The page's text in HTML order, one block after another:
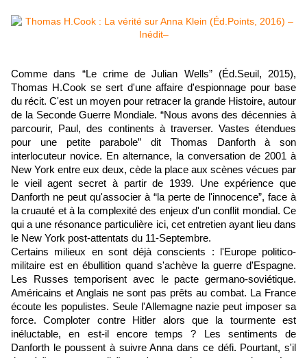
Comme dans “Le crime de Julian Wells” (Éd.Seuil, 2015),
Thomas H.Cook se sert d'une affaire d'espionnage pour base
du récit. C'est un moyen pour retracer la grande Histoire, autour
de la Seconde Guerre Mondiale. “Nous avons des décennies à
parcourir, Paul, des continents à traverser. Vastes étendues
pour une petite parabole” dit Thomas Danforth à son
interlocuteur novice. En alternance, la conversation de 2001 à
New York entre eux deux, cède la place aux scènes vécues par
le vieil agent secret à partir de 1939. Une expérience que
Danforth ne peut qu'associer à “la perte de l'innocence”, face à
la cruauté et à la complexité des enjeux d'un conflit mondial. Ce
qui a une résonance particulière ici, cet entretien ayant lieu dans
le New York post-attentats du 11-Septembre.
Certains milieux en sont déjà conscients : l'Europe politico-
militaire est en ébullition quand s'achève la guerre d'Espagne.
Les Russes temporisent avec le pacte germano-soviétique.
Américains et Anglais ne sont pas prêts au combat. La France
écoute les populistes. Seule l'Allemagne nazie peut imposer sa
force. Comploter contre Hitler alors que la tourmente est
inéluctable, en est-il encore temps ? Les sentiments de
Danforth le poussent à suivre Anna dans ce défi. Pourtant, s'il